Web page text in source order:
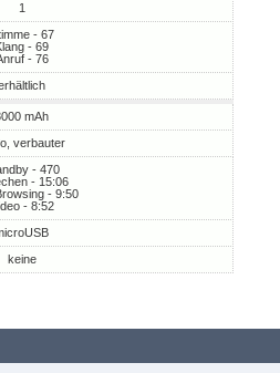
1
- 67
- 69
- 76
mAh
verbauter
- 470
- 15:06
- 9:50
- 8:52
keine